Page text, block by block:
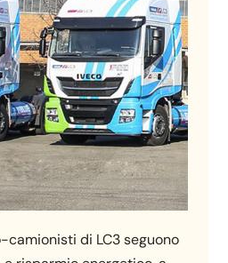
di LC3 seguono